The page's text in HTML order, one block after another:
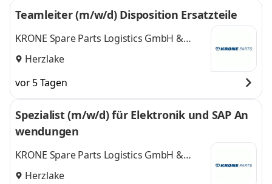
Teamleiter (m/w/d) Disposition Ersatzteile
KRONE Spare Parts Logistics GmbH &
Co.KGHerzlake
vor 5 Tagen
Spezialist (m/w/d) für Elektronik und SAP An
wendungen
KRONE Spare Parts Logistics GmbH &
Co.KGHerzlake